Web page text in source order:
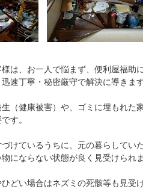
は、お一人で悩まず、便利屋福助
速丁寧・秘密厳守で解決に導きます
（健康被害）や、ゴミに埋もれ
す。
けているうちに、元の暮らしてい
にならない状態が良く見受けられま
どい場合はネズミの死骸等も見受